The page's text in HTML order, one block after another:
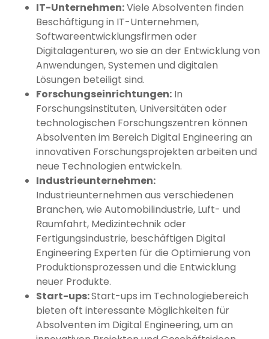
IT-Unternehmen:Viele Absolventen finden
Beschäftigung in IT-Unternehmen,
Softwareentwicklungsfirmen oder
Digitalagenturen, wo sie an der Entwicklung von
Anwendungen, Systemen und digitalen
Lösungen beteiligt sind.
Forschungseinrichtungen: In
Forschungsinstituten, Universitäten oder
technologischen Forschungszentren können
Absolventen im Bereich Digital Engineering an
innovativen Forschungsprojekten arbeiten und
neue Technologien entwickeln.
Industrieunternehmen:
Industrieunternehmen aus verschiedenen
Branchen, wie Automobilindustrie, Luft- und
Raumfahrt, Medizintechnik oder
Fertigungsindustrie, beschäftigen Digital
Engineering Experten für die Optimierung von
Produktionsprozessen und die Entwicklung
neuer Produkte.
Start-ups:Start-ups im Technologiebereich
bieten oft interessante Möglichkeiten für
Absolventen im Digital Engineering, um an